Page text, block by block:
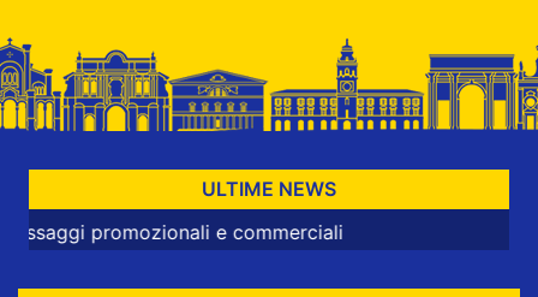
ULTIME NEWS
e commerciali